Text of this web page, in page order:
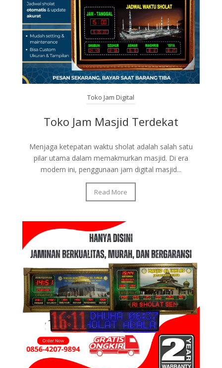
Toko Jam Digital
Toko Jam Masjid Terdekat
Menjaga ketepatan waktu sholat adalah salah satu
pilar utama dalam memakmurkan masjid. Di era
modern ini, penggunaan jam digital masjid...
Read More